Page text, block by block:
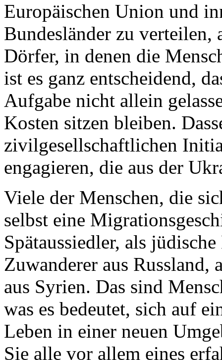
Europäischen Union und
Bundesländer zu verteilen,
Dörfer, in denen die
ist es ganz entscheidend,
Aufgabe nicht allein
Kosten sitzen bleiben.
zivilgesellschaftlichen
engagieren, die aus der
Viele der Menschen, die
selbst eine
Spätaussiedler, als
Zuwanderer aus Russland,
aus Syrien. Das sind
was es bedeutet, sich auf
Leben in einer neuen
Sie alle vor allem eines